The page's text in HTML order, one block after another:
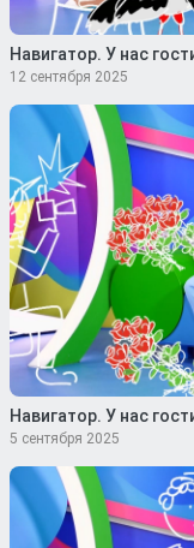
Навигатор. У нас
12 сентября 2025
Навигатор. У нас
5 сентября 2025